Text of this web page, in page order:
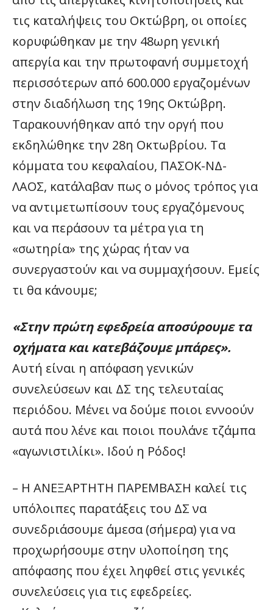
τις καταλήψεις του Οκτώβρη, οι οποίες
κορυφώθηκαν με την 48ωρη γενική
απεργία και την πρωτοφανή συμμετοχή
περισσότερων από 600.000 εργαζομένων
στην διαδήλωση της 19ης Οκτώβρη.
Ταρακουνήθηκαν από την οργή που
εκδηλώθηκε την 28η Οκτωβρίου. Τα
κόμματα του κεφαλαίου, ΠΑΣΟΚ-ΝΔ-
ΛΑΟΣ, κατάλαβαν πως ο μόνος τρόπος για
να αντιμετωπίσουν τους εργαζόμενους
και να περάσουν τα μέτρα για τη
«σωτηρία» της χώρας ήταν να
συνεργαστούν και να συμμαχήσουν. Εμείς
τι θα κάνουμε;
«Στην πρώτη εφεδρεία αποσύρουμε τα
οχήματα και κατεβάζουμε μπάρες».
Αυτή είναι η απόφαση γενικών
συνελεύσεων και ΔΣ της τελευταίας
περιόδου. Μένει να δούμε ποιοι εννοούν
αυτά που λένε και ποιοι πουλάνε τζάμπα
«αγωνιστιλίκι». Ιδού η Ρόδος!
– Η ΑΝΕΞΑΡΤΗΤΗ ΠΑΡΕΜΒΑΣΗ καλεί τις
υπόλοιπες παρατάξεις του ΔΣ να
συνεδριάσουμε άμεσα (σήμερα) για να
προχωρήσουμε στην υλοποίηση της
απόφασης που έχει ληφθεί στις γενικές
συνελεύσεις για τις εφεδρείες.